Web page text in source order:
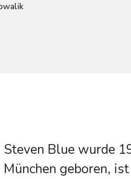
Steven Blue wurde
München geboren,